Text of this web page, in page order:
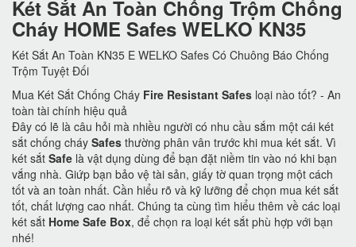
Két Sắt An Toàn Chống Trộm Chống
Cháy HOME Safes WELKO KN35
Két Sắt An Toàn KN35 E WELKO Safes Có Chuông Báo Chống
Trộm Tuyệt Đối
Mua Két Sắt Chống Cháy Fire Resistant Safes loại nào tốt? - An
toàn tài chính hiệu quả
Đây có lẽ là câu hỏi mà nhiều người có nhu cầu sắm một cái két
sắt chống cháy Safes thường phân vân trước khi mua két sắt. Vì
két sắt Safe là vật dụng dùng để bạn đặt niềm tin vào nó khi bạn
vắng nhà. Giứp bạn bảo vệ tài sản, giấy tờ quan trọng một cách
tốt và an toàn nhất. Cần hiểu rõ và kỹ lưỡng để chọn mua két sắt
tốt, chất lượng cao nhất. Chúng ta cùng tìm hiểu thêm về các loại
két sắt Home Safe Box, để chọn ra loại két sắt phù hợp với bạn
nhé!